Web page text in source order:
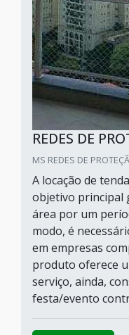
REDES DE
MS REDES DE
A locação de
objetivo principal
área por um
modo, é
em empresas
produto oferece
serviço, ainda,
festa/evento